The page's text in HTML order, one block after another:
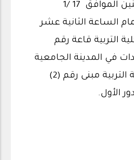
وذلك يوم الاثنين الموافق 17 /1
تمام الساعة الثانية عشر
التربية قاعة رقم
في المدينة الجامعية
للطالبات -كلية التربية مبنى رقم (2)